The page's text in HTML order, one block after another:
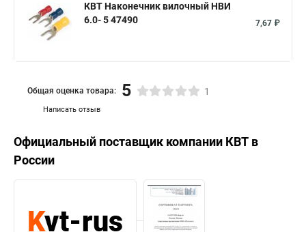
КВТ Наконечник вилочный НВИ
6.0- 5 47490
7,67 ₽
Написать отзыв
Общая оценка товара: 5 1
Официальный поставщик компании КВТ в
России